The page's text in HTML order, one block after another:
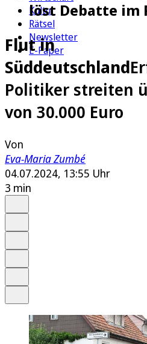
Kultur
Rätsel
Newsletter
E-Paper
löst Debatte im
Flut in
Süddeutschland
Politiker streiten
von 30.000 Euro
Von
Eva-Maria Zumbé
04.07.2024, 13:55 Uhr
3 min